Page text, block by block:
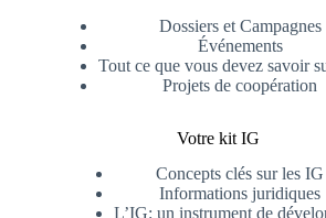
Dossiers et Campagnes
Événements
Tout ce que vous devez savoir
Projets de coopération
Votre kit IG
Concepts clés sur les IG
Informations juridiques
L’IG: un instrument de